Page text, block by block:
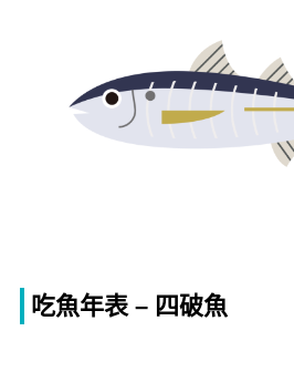
吃魚年表 – 四破魚